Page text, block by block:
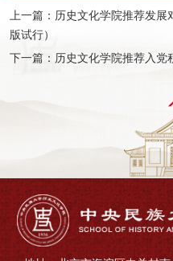
上一篇：历史文化学院推荐发
版试行）
下一篇：历史文化学院推荐入党